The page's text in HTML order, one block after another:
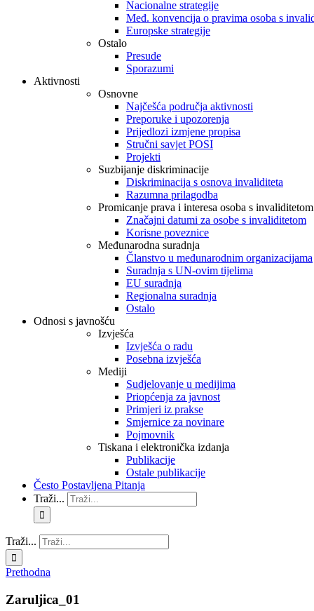
Nacionalne strategije
Međ. konvencija o pravima osoba s
Europske strategije
Ostalo
Presude
Sporazumi
Aktivnosti
Osnovne
Najčešća područja aktivnosti
Preporuke i upozorenja
Prijedlozi izmjene propisa
Stručni savjet POSI
Projekti
Suzbijanje diskriminacije
Diskriminacija s osnova invaliditeta
Razumna prilagodba
Promicanje prava i interesa osoba s invaliditetom
Značajni datumi za osobe s invaliditetom
Korisne poveznice
Međunarodna suradnja
Članstvo u međunarodnim organizacijama
Suradnja s UN-ovim tijelima
EU suradnja
Regionalna suradnja
Ostalo
Odnosi s javnošću
Izvješća
Izvješća o radu
Posebna izvješća
Mediji
Sudjelovanje u medijima
Priopćenja za javnost
Primjeri iz prakse
Smjernice za novinare
Pojmovnik
Tiskana i elektronička izdanja
Publikacije
Ostale publikacije
Često Postavljena Pitanja
Traži...
Traži...
Prethodna
Zaruljica_01